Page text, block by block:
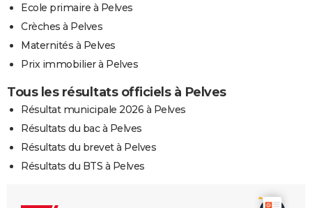
Ecole primaire à Pelves
Crèches à Pelves
Maternités à Pelves
Prix immobilier à Pelves
Tous les résultats officiels à Pelves
Résultat municipale 2026 à Pelves
Résultats du bac à Pelves
Résultats du brevet à Pelves
Résultats du BTS à Pelves